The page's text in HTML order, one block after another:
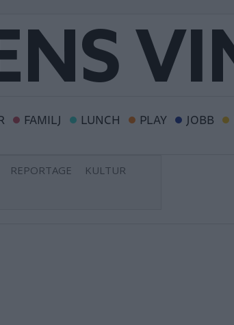
FAMILJ LUNCH PLAY JOBB
REPORTAGE
KULTUR